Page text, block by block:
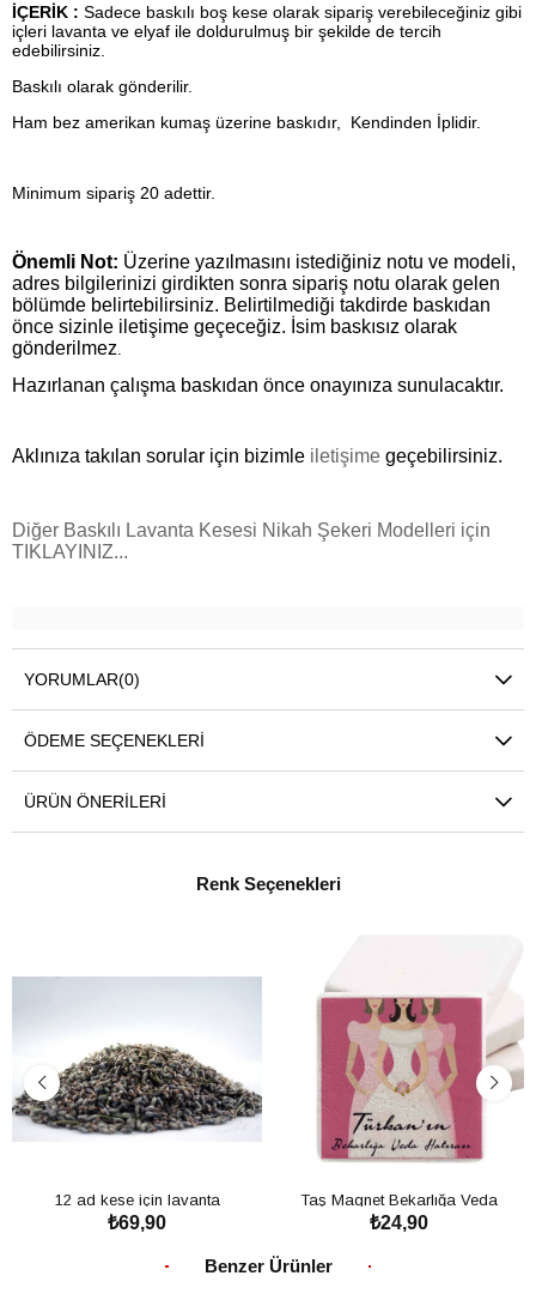
İÇERİK : Sadece baskılı boş kese olarak sipariş verebileceğiniz gibi
içleri lavanta ve elyaf ile doldurulmuş bir şekilde de tercih
edebilirsiniz.
Baskılı olarak gönderilir.
Ham bez amerikan kumaş üzerine baskıdır, Kendinden İplidir.
Minimum sipariş 20 adettir.
Önemli Not: Üzerine yazılmasını istediğiniz notu ve modeli,
adres bilgilerinizi girdikten sonra sipariş notu olarak gelen
bölümde belirtebilirsiniz. Belirtilmediği takdirde baskıdan
önce sizinle iletişime geçeceğiz. İsim baskısız olarak
gönderilmez.
Hazırlanan çalışma baskıdan önce onayınıza sunulacaktır.
Aklınıza takılan sorular için bizimle iletişime geçebilirsiniz.
Diğer Baskılı Lavanta Kesesi Nikah Şekeri Modelleri için
TIKLAYINIZ...
YORUMLAR(0)
ÖDEME SEÇENEKLERI
ÜRÜN ÖNERILERI
Renk Seçenekleri
12 ad kese için lavanta
₺69,90
Taş Magnet Bekarlığa Veda
Gecesi Kına Hediyelik Gelin ve
₺24,90
Benzer Ürünler